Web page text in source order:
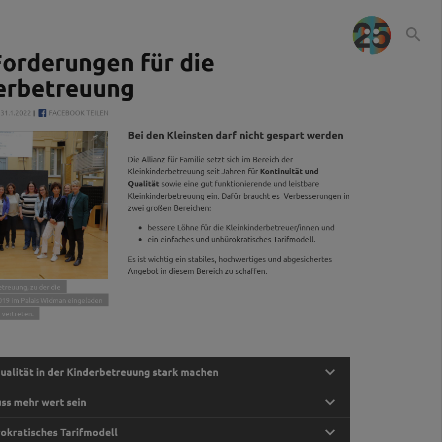

für die
31.1.2022 FACEBOOK TEILEN
zu der die
im Palais Widman eingeladen
vertreten.
Bei den Kleinsten darf nicht gespart werden
Die Allianz für Familie setzt sich im Bereich der
Kleinkinderbetreuung seit Jahren für Kontinuität und
Qualität sowie eine gut funktionierende und leistbare
Kleinkinderbetreuung ein. Dafür braucht es Verbesserungen in
zwei großen Bereichen:
bessere Löhne für die Kleinkinderbetreuer/innen und
ein einfaches und unbürokratisches Tarifmodell.
Es ist wichtig ein stabiles, hochwertiges und abgesichertes
Angebot in diesem Bereich zu schaffen.
in der Kinderbetreuung stark machen 
in der Kinderbetreuung stark machen
zu ermöglichen, brauchen viele Familien Unterstützung und Entlastung. Dabei spielen
mehr wert sein 
mehr wert sein
Tarifmodell 